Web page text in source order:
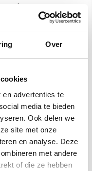
Over
en advertenties te
media te bieden
Ook delen we
site met onze
en analyse. Deze
met andere
of die ze hebben
in
van boeren. Zo
een
geld uit het
de vergoeding.
bij verandering
van agrarische